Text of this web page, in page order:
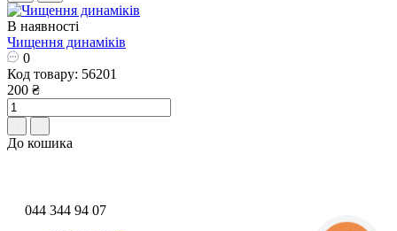
В наявності
Чищення динаміків
0
Код товару: 56201
200 ₴
До кошика
044 344 94 07